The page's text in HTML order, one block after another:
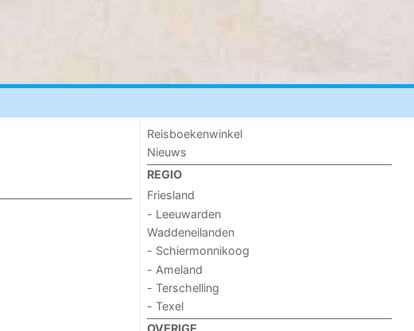
Reisboekenwinkel
Nieuws
REGIO
Friesland
- Leeuwarden
Waddeneilanden
- Schiermonnikoog
- Ameland
- Terschelling
- Texel
OVERIGE